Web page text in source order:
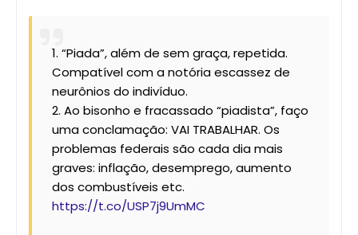
1. “Piada”, além de sem graça, repetida.
Compatível com a notória escassez de
neurônios do indivíduo.
2. Ao bisonho e fracassado “piadista”, faço
uma conclamação: VAI TRABALHAR. Os
problemas federais são cada dia mais
graves: inflação, desemprego, aumento
dos combustíveis etc.
https://t.co/USP7j9UmMC